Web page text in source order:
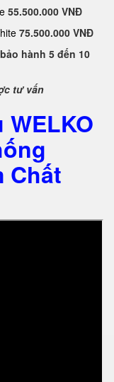
55.500.000 VNĐ
75.500.000 VNĐ
hành 5 đến 10
tư vấn
WELKO
Chất